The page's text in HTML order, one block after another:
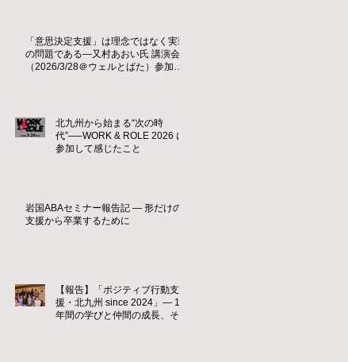
「意思決定支援」は理念ではなく実装
の問題である—又村あおい氏 講演会
（2026/3/28＠ウェルとばた）参加レ
北九州から始まる“次の時
代”──WORK & ROLE 2026 に
参加して感じたこと
岩国ABAセミナー報告記 ― 形だけの
支援から卒業するために
【報告】「ポジティブ行動支
援・北九州 since 2024」― 1
年間の学びと仲間の成長、そし